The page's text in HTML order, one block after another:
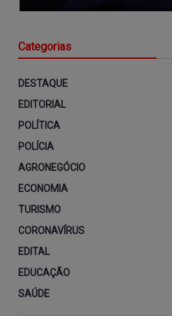
Categorias
DESTAQUE
EDITORIAL
POLÍTICA
POLÍCIA
AGRONEGÓCIO
ECONOMIA
TURISMO
CORONAVÍRUS
EDITAL
EDUCAÇÃO
SAÚDE